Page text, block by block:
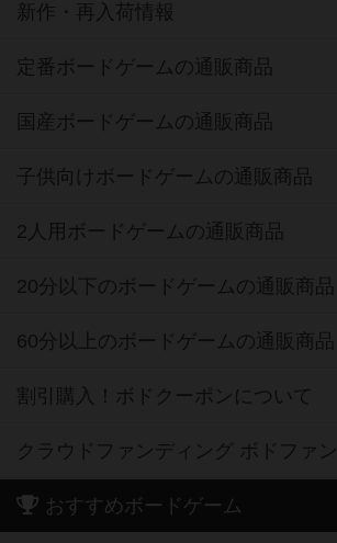
新作・再入荷情報
定番ボードゲームの通販商品
国産ボードゲームの通販商品
子供向けボードゲームの通販商品
2人用ボードゲームの通販商品
20分以下のボードゲームの通販商品
60分以上のボードゲームの通販商品
割引購入！ボドクーポンについて
クラウドファンディング ボドファン
おすすめボードゲーム